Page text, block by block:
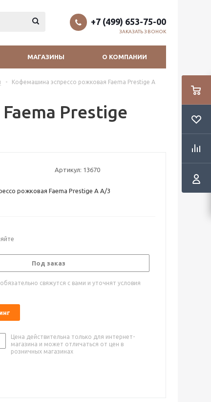
+7 (499) 653-75-00
ЗАКАЗАТЬ ЗВОНОК
МАГАЗИНЫ О КОМПАНИИ
-
Кофемашина эспрессо рожковая Faema Prestige A
Prestige
Артикул: 13670
рожковая Faema Prestige A A/3
Под заказ
свяжутся с вами и уточнят условия
Цена действительна только для интернет-
магазина и может отличаться от цен в
розничных магазинах